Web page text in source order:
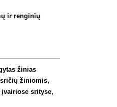
ir renginių
žinias
žiniomis,
srityse,